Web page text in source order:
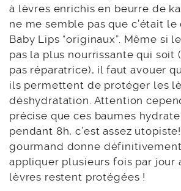
à lèvres enrichis en beurre de
ne me semble pas que c’était le
Baby Lips “originaux”. Même si
pas la plus nourrissante qui soit
pas réparatrice), il faut avouer
ils permettent de protéger les
déshydratation. Attention
précise que ces baumes
pendant 8h, c’est assez
gourmand donne définitivement
appliquer plusieurs fois par jour
lèvres restent protégées !